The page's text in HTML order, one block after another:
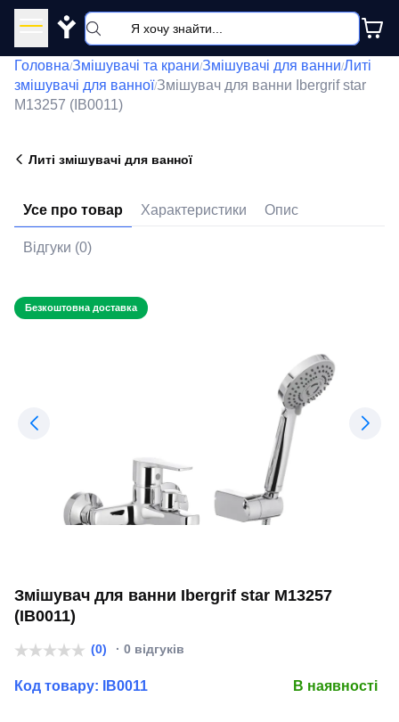
Y
Головна/Змішувачі та крани/Змішувачі для ванни/Литі
змішувачі для ванної/Змішувач для ванни Ibergrif star
M13257 (IB0011)
Литі змішувачі для ванної
Усе про товар Характеристики Опис
Відгуки (0)
Безкоштовна доставка
Змішувач для ванни Ibergrif star M13257
(IB0011)
(0) · 0 відгуків
Код товару: IB0011 В наявності